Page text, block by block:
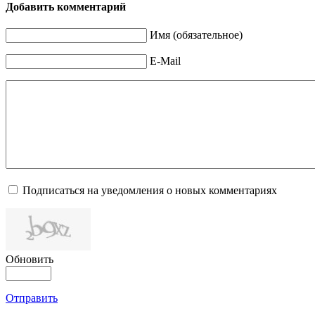
Добавить комментарий
Имя (обязательное)
E-Mail
Подписаться на уведомления о новых комментариях
Обновить
Отправить